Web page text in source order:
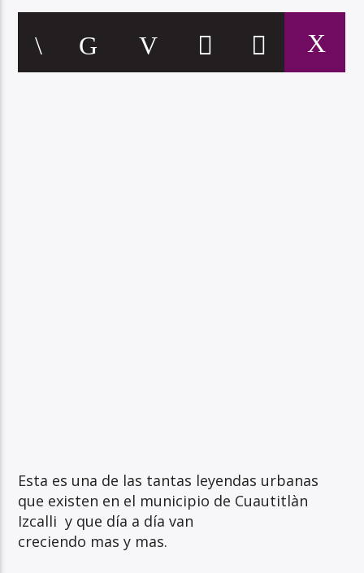
Esta es una de las tantas leyendas urbanas
que existen en el municipio de Cuautitlàn
Izcalli y que día a día van
creciendo mas y mas.